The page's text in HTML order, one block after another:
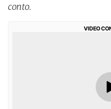
conto.
VIDEO